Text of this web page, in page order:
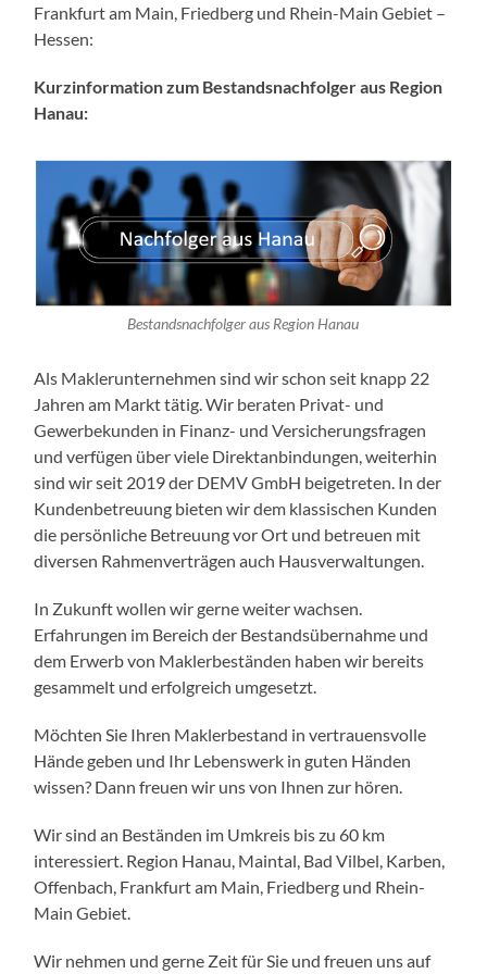
Frankfurt am Main, Friedberg und Rhein-Main Gebiet –
Hessen:
Kurzinformation zum Bestandsnachfolger aus Region
Hanau:
Bestandsnachfolger aus Region Hanau
Als Maklerunternehmen sind wir schon seit knapp 22
Jahren am Markt tätig. Wir beraten Privat- und
Gewerbekunden in Finanz- und Versicherungsfragen
und verfügen über viele Direktanbindungen, weiterhin
sind wir seit 2019 der DEMV GmbH beigetreten. In der
Kundenbetreuung bieten wir dem klassischen Kunden
die persönliche Betreuung vor Ort und betreuen mit
diversen Rahmenverträgen auch Hausverwaltungen.
In Zukunft wollen wir gerne weiter wachsen.
Erfahrungen im Bereich der Bestandsübernahme und
dem Erwerb von Maklerbeständen haben wir bereits
gesammelt und erfolgreich umgesetzt.
Möchten Sie Ihren Maklerbestand in vertrauensvolle
Hände geben und Ihr Lebenswerk in guten Händen
wissen? Dann freuen wir uns von Ihnen zur hören.
Wir sind an Beständen im Umkreis bis zu 60 km
interessiert. Region Hanau, Maintal, Bad Vilbel, Karben,
Offenbach, Frankfurt am Main, Friedberg und Rhein-
Main Gebiet.
Wir nehmen und gerne Zeit für Sie und freuen uns auf